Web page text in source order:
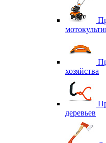
хозяйства
деревьев